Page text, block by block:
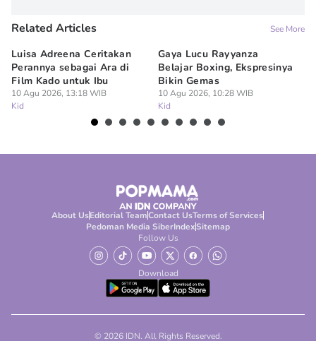
Related Articles See More
Luisa Adreena Ceritakan
Perannya sebagai Ara di
Film Kado untuk Ibu
10 Agu 2026, 13:18 WIB
Kid
Gaya Lucu Rayyanza
Belajar Boxing, Ekspresinya
Bikin Gemas
10 Agu 2026, 10:28 WIB
Kid
About UsEditorial TeamContact UsTerms of Services
Pedoman Media SiberIndexSitemap
Follow Us
Download
© 2026 IDN. All Rights Reserved.